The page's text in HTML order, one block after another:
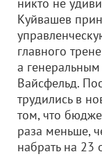
Куйвашев
главного
а
Вайсфельд.
трудились в
том, что
раза меньше,
набрать на 23